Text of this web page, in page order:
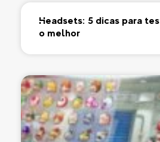
Headsets: 5 dicas para
o melhor